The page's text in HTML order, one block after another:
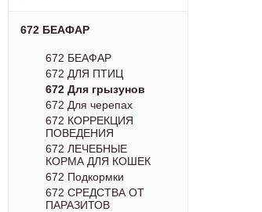
672 БЕАФАР
672 БЕАФАР
672 ДЛЯ ПТИЦ
672 Для грызунов
672 Для черепах
672 КОРРЕКЦИЯ
ПОВЕДЕНИЯ
672 ЛЕЧЕБНЫЕ
КОРМА ДЛЯ КОШЕК
672 Подкормки
672 СРЕДСТВА ОТ
ПАРАЗИТОВ